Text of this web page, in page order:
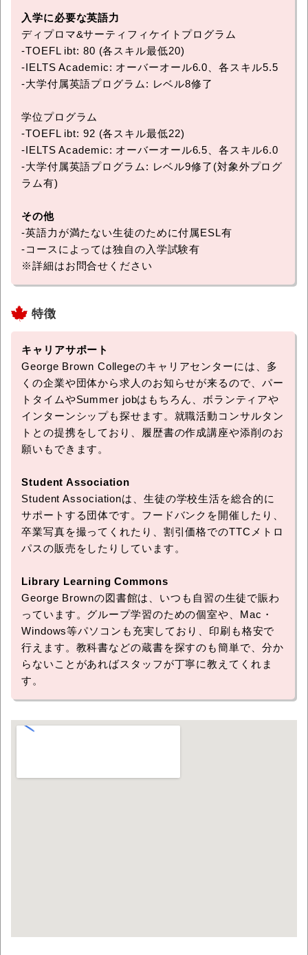
入学に必要な英語力
ディプロマ&サーティフィケイトプログラム
-TOEFL ibt: 80 (各スキル最低20)
-IELTS Academic: オーバーオール6.0、各スキル5.5
-大学付属英語プログラム: レベル8修了
学位プログラム
-TOEFL ibt: 92 (各スキル最低22)
-IELTS Academic: オーバーオール6.5、各スキル6.0
-大学付属英語プログラム: レベル9修了(対象外プログ
ラム有)
その他
-英語力が満たない生徒のために付属ESL有
-コースによっては独自の入学試験有
※詳細はお問合せください
特徴
キャリアサポート
George Brown Collegeのキャリアセンターには、多
くの企業や団体から求人のお知らせが来るので、パー
トタイムやSummer jobはもちろん、ボランティアや
インターンシップも探せます。就職活動コンサルタン
トとの提携をしており、履歴書の作成講座や添削のお
願いもできます。
Student Association
Student Associationは、生徒の学校生活を総合的に
サポートする団体です。フードバンクを開催したり、
卒業写真を撮ってくれたり、割引価格でのTTCメトロ
パスの販売をしたりしています。
Library Learning Commons
George Brownの図書館は、いつも自習の生徒で賑わ
っています。グループ学習のための個室や、Mac・
Windows等パソコンも充実しており、印刷も格安で
行えます。教科書などの蔵書を探すのも簡単で、分か
らないことがあればスタッフが丁寧に教えてくれま
す。